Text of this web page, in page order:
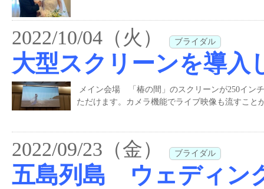
2022/10/04（火） ブライダル
大型スクリーンを導入
メイン会場 「椿の間」のスクリーンが250イン
ただけます。カメラ機能でライブ映像も流すこ
2022/09/23（金） ブライダル
五島列島 ウェディン